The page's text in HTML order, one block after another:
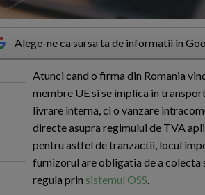
Alege-ne ca sursa ta de informatii in
Atunci cand o firma din Romania
membre UE si se implica in
livrare interna, ci o vanzare
directe asupra regimului de TVA
pentru astfel de tranzactii, locul
furnizorul are obligatia de a colecta
regula prin sistemul OSS